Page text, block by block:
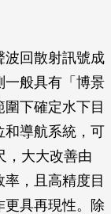
波回散射訊號成
一般具有「博景
下確定水下目
和導航系統，可
，大大改善由
，且高精度目
更具再現性。除